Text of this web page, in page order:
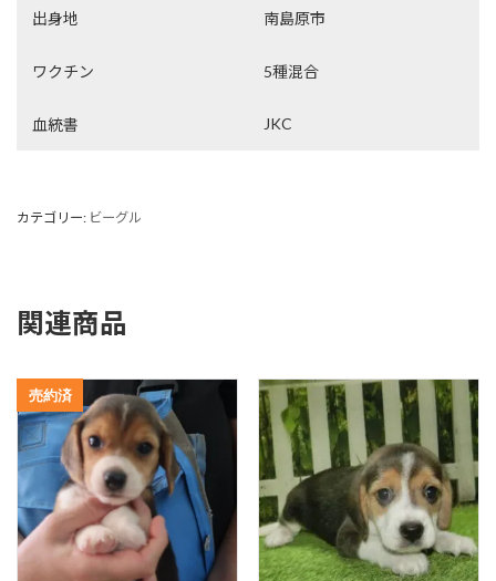
出身地 南島原市
ワクチン 5種混合
血統書 JKC
カテゴリー: ビーグル
関連商品
売約済